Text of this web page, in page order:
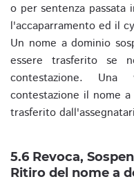
o per sentenza
l'accaparramento ed il
Un nome a dominio
essere trasferito se
contestazione.
contestazione il nome
trasferito
5.6 Revoca,
Ritiro del nome a